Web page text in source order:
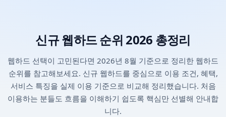
신규 웹하드 순위 2026 총정리
웹하드 선택이 고민된다면 2026년 8월 기준으로 정리한 웹하드
순위를 참고해보세요. 신규 웹하드를 중심으로 이용 조건, 혜택,
서비스 특징을 실제 이용 기준으로 비교해 정리했습니다. 처음
이용하는 분들도 흐름을 이해하기 쉽도록 핵심만 선별해 안내합
니다.